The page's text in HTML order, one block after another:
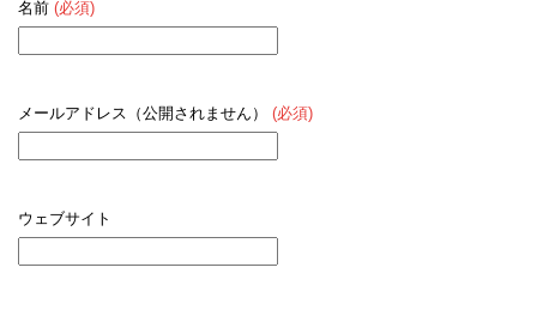
名前 (必須)
メールアドレス（公開されません） (必須)
ウェブサイト